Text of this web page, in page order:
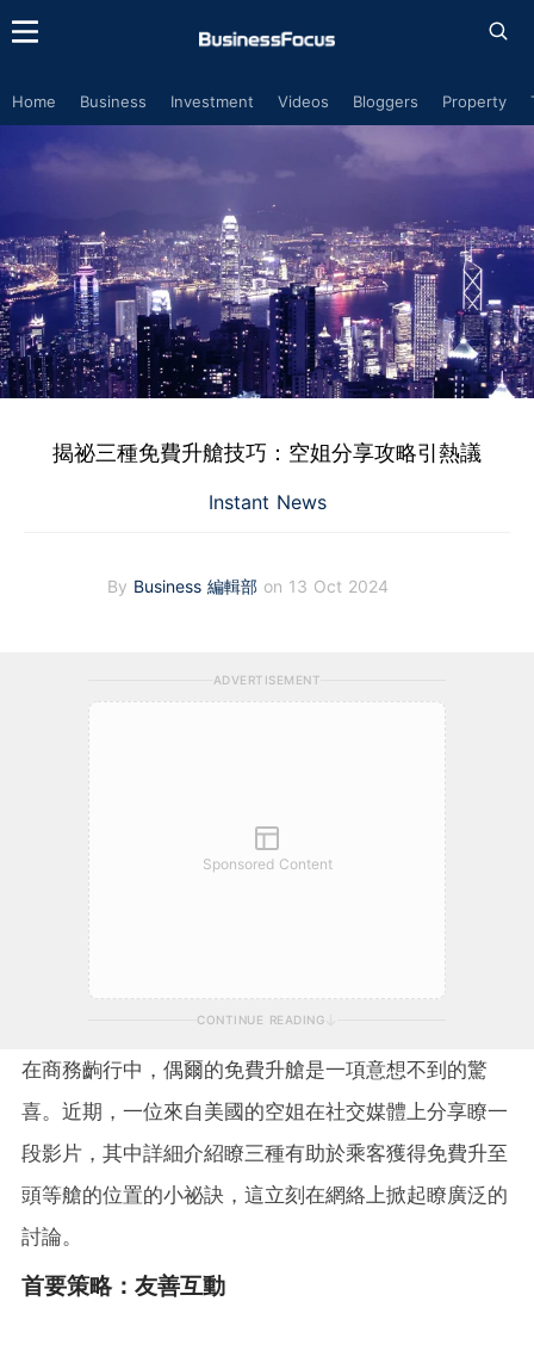
Home Business Investment Videos Bloggers Property
揭祕三種免費升艙技巧：空姐分享攻略引熱議
Instant News
By Business 編輯部 on 13 Oct 2024
ADVERTISEMENT
Sponsored Content
CONTINUE READING
在商務齣行中，偶爾的免費升艙是一項意想不到的驚
喜。近期，一位來自美國的空姐在社交媒體上分享瞭一
段影片，其中詳細介紹瞭三種有助於乘客獲得免費升至
頭等艙的位置的小祕訣，這立刻在網絡上掀起瞭廣泛的
討論。
首要策略：友善互動